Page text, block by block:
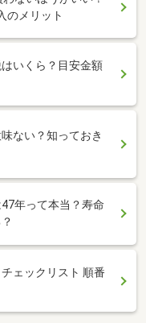
のメリット
いくら？目安金額
ない？知っておき
年って本当？寿命
ェックリスト 順番